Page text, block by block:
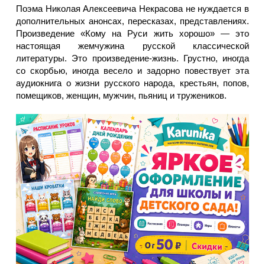
Поэма Николая Алексеевича Некрасова не нуждается в
дополнительных анонсах, пересказах, представлениях.
Произведение «Кому на Руси жить хорошо» — это
настоящая жемчужина русской классической
литературы. Это произведение-жизнь. Грустно, иногда
со скорбью, иногда весело и задорно повествует эта
аудиокнига о жизни русского народа, крестьян, попов,
помещиков, женщин, мужчин, пьяниц и тружеников.